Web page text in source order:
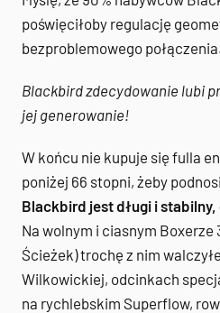
poświęciłoby regulację
bezproblemowego
Blackbird zdecydowanie lubi
jej generowanie!
W końcu nie kupuje się fulla
poniżej 66 stopni, żeby
Blackbird jest długi i
Na wolnym i ciasnym Boxerze
Ścieżek) trochę z nim
Wilkowickiej, odcinkach
na rychlebskim Superflow,